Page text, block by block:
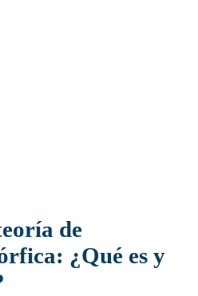
de
¿Qué es y